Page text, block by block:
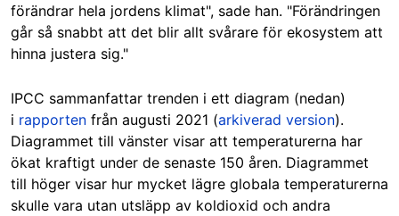
förändrar hela jordens klimat", sade han. "Förändringen
går så snabbt att det blir allt svårare för ekosystem att
hinna justera sig."
IPCC sammanfattar trenden i ett diagram (nedan)
i rapporten från augusti 2021 (arkiverad version).
Diagrammet till vänster visar att temperaturerna har
ökat kraftigt under de senaste 150 åren. Diagrammet
till höger visar hur mycket lägre globala temperaturerna
skulle vara utan utsläpp av koldioxid och andra